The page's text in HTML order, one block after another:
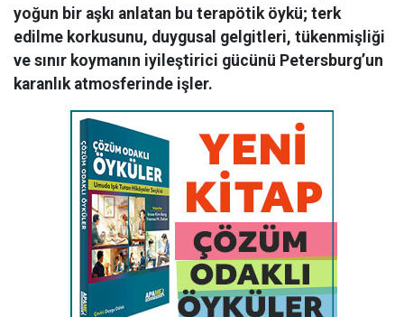
yoğun bir aşkı anlatan bu terapötik öykü; terk
edilme korkusunu, duygusal gelgitleri, tükenmişliği
ve sınır koymanın iyileştirici gücünü Petersburg’un
karanlık atmosferinde işler.